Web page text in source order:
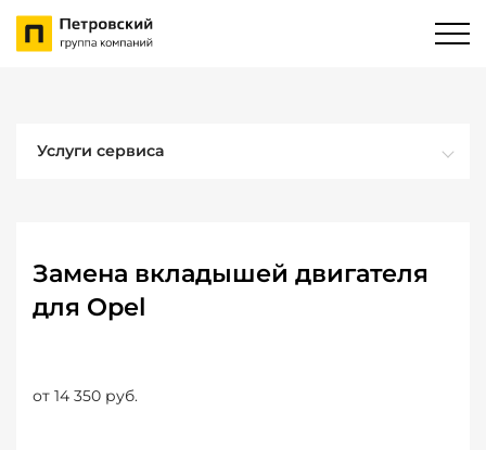
Услуги сервиса
Замена вкладышей двигателя
для Opel
от 14 350 руб.